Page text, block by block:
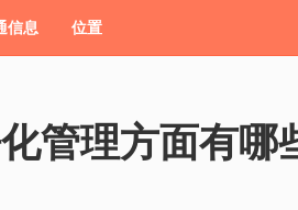
信息 位置
管理方面有哪